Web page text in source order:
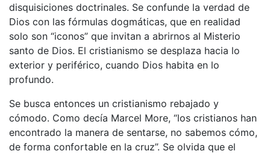
disquisiciones doctrinales. Se confunde la verdad de
Dios con las fórmulas dogmáticas, que en realidad
solo son “iconos” que invitan a abrirnos al Misterio
santo de Dios. El cristianismo se desplaza hacia lo
exterior y periférico, cuando Dios habita en lo
profundo.
Se busca entonces un cristianismo rebajado y
cómodo. Como decía Marcel More, “los cristianos han
encontrado la manera de sentarse, no sabemos cómo,
de forma confortable en la cruz”. Se olvida que el